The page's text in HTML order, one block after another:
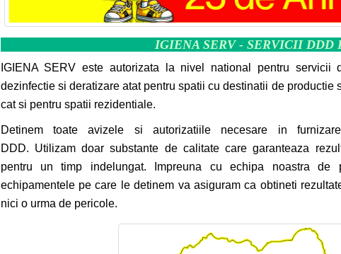
IGIENA SERV - SERVICII DDD
IGIENA SERV este autorizata la nivel national pentru servicii
dezinfectie si deratizare atat pentru spatii cu destinatii de productie
cat si pentru spatii rezidentiale.
Detinem toate avizele si autorizatiile necesare in
DDD. Utilizam doar substante de calitate care garanteaza
pentru un timp indelungat. Impreuna cu echipa noastra de
echipamentele pe care le detinem va asiguram ca obtineti
nici o urma de pericole.